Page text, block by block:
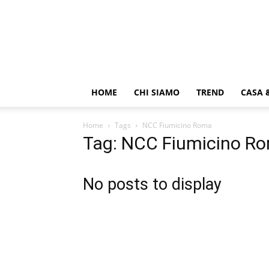
HOME CHI SIAMO TREND CASA
Home Tags NCC Fiumicino Roma
Tag: NCC Fiumicino
No posts to display